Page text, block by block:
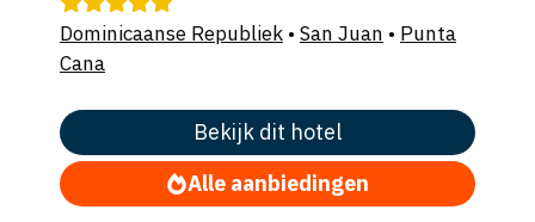
Dominicaanse Republiek • San Juan • Punta
Cana
Bekijk dit hotel
Alle aanbiedingen